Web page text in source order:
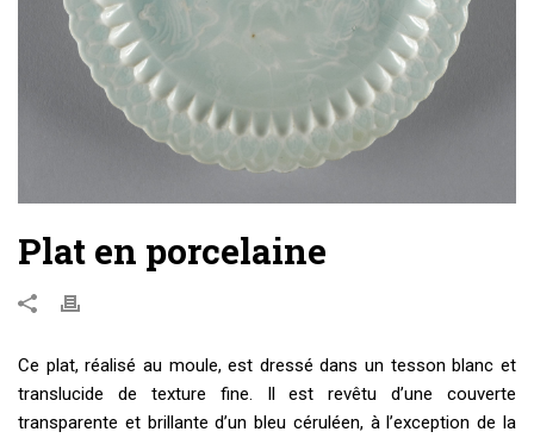
Plat en porcelaine
Ce plat, réalisé au moule, est dressé dans un tesson blanc et
translucide de texture fine. Il est revêtu d’une couverte
transparente et brillante d’un bleu céruléen, à l’exception de la